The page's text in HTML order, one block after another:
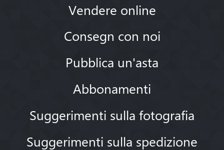
Vendere online
Consegn con noi
Pubblica un'asta
Abbonamenti
Suggerimenti sulla fotografia
Suggerimenti sulla spedizione